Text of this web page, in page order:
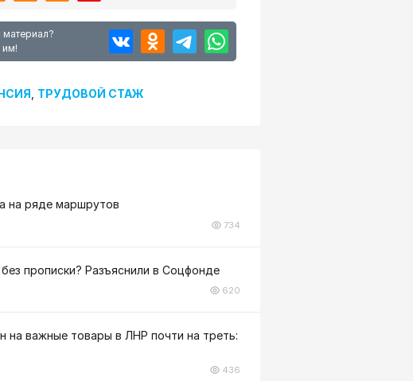
им!
ТРУДОВОЙ СТАЖ
на ряде маршрутов
734
прописки? Разъяснили в Соцфонде
620
важные товары в ЛНР почти на треть:
436